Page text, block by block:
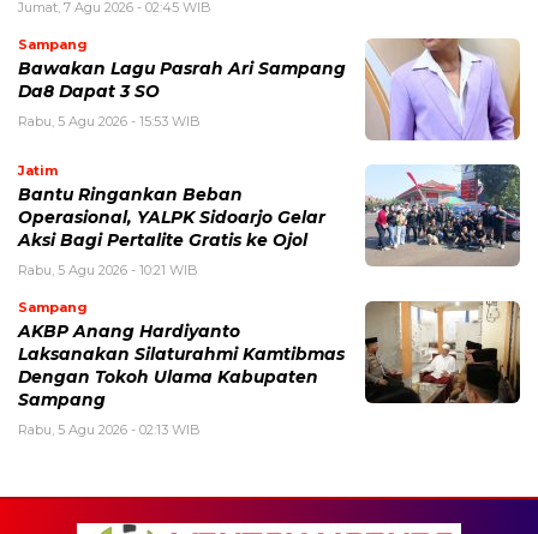
Jumat, 7 Agu 2026 - 02:45 WIB
Sampang
Bawakan Lagu Pasrah Ari Sampang
Da8 Dapat 3 SO
Rabu, 5 Agu 2026 - 15:53 WIB
Jatim
Bantu Ringankan Beban
Operasional, YALPK Sidoarjo Gelar
Aksi Bagi Pertalite Gratis ke Ojol
Rabu, 5 Agu 2026 - 10:21 WIB
Sampang
AKBP Anang Hardiyanto
Laksanakan Silaturahmi Kamtibmas
Dengan Tokoh Ulama Kabupaten
Sampang
Rabu, 5 Agu 2026 - 02:13 WIB